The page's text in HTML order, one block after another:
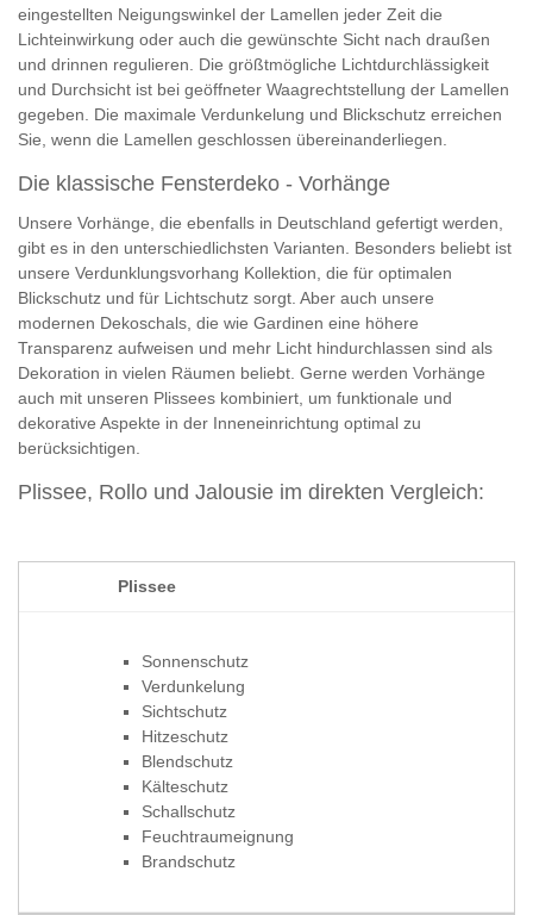
eingestellten Neigungswinkel der Lamellen jeder Zeit die
Lichteinwirkung oder auch die gewünschte Sicht nach draußen
und drinnen regulieren. Die größtmögliche Lichtdurchlässigkeit
und Durchsicht ist bei geöffneter Waagrechtstellung der Lamellen
gegeben. Die maximale Verdunkelung und Blickschutz erreichen
Sie, wenn die Lamellen geschlossen übereinanderliegen.
Die klassische Fensterdeko - Vorhänge
Unsere Vorhänge, die ebenfalls in Deutschland gefertigt werden,
gibt es in den unterschiedlichsten Varianten. Besonders beliebt ist
unsere Verdunklungsvorhang Kollektion, die für optimalen
Blickschutz und für Lichtschutz sorgt. Aber auch unsere
modernen Dekoschals, die wie Gardinen eine höhere
Transparenz aufweisen und mehr Licht hindurchlassen sind als
Dekoration in vielen Räumen beliebt. Gerne werden Vorhänge
auch mit unseren Plissees kombiniert, um funktionale und
dekorative Aspekte in der Inneneinrichtung optimal zu
berücksichtigen.
Plissee, Rollo und Jalousie im direkten Vergleich:
Plissee
Sonnenschutz
Verdunkelung
Sichtschutz
Hitzeschutz
Blendschutz
Kälteschutz
Schallschutz
Feuchtraumeignung
Brandschutz